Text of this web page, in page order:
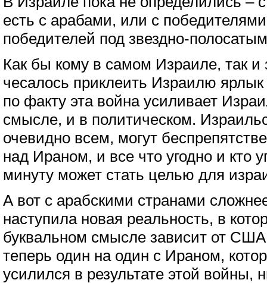
есть с арабами, или с
победителей под звездно-
Как бы кому в самом Израиле, так и
чесалось приклеить Израилю
по факту эта война усиливает
смысле, и в политическом.
очевидно всем, могут
над Ираном, и все что угодно и кто
минуту может стать целью для
А вот с арабскими странами
наступила новая реальность, в
буквальном смысле зависит от
теперь один на один с Ираном,
усилился в результате этой войны,